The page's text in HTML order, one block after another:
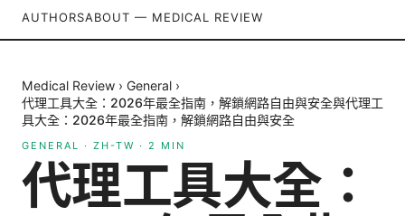
AUTHORSABOUT — MEDICAL REVIEW
Medical Review › General ›
代理工具大全：2026年最全指南，解鎖網路自由與安全與代理工
具大全：2026年最全指南，解鎖網路自由與安全
GENERAL · ZH-TW · 2 MIN
代理工具大全：